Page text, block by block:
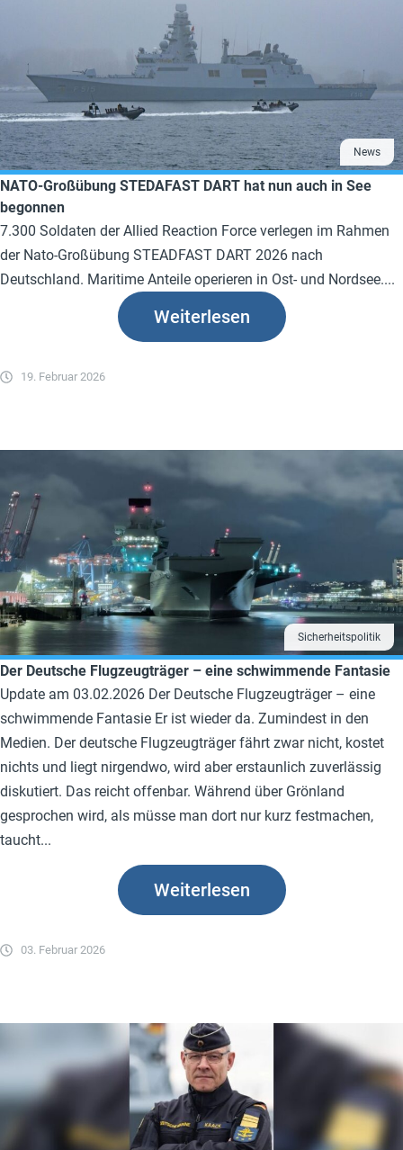
News
NATO-Großübung STEDAFAST DART hat nun auch in See
begonnen
7.300 Soldaten der Allied Reaction Force verlegen im Rahmen
der Nato-Großübung STEADFAST DART 2026 nach
Deutschland. Maritime Anteile operieren in Ost- und Nordsee....
19. Februar 2026
Weiterlesen
Sicherheitspolitik
Der Deutsche Flugzeugträger – eine schwimmende Fantasie
Update am 03.02.2026 Der Deutsche Flugzeugträger – eine
schwimmende Fantasie Er ist wieder da. Zumindest in den
Medien. Der deutsche Flugzeugträger fährt zwar nicht, kostet
nichts und liegt nirgendwo, wird aber erstaunlich zuverlässig
diskutiert. Das reicht offenbar. Während über Grönland
gesprochen wird, als müsse man dort nur kurz festmachen,
taucht...
03. Februar 2026
Weiterlesen